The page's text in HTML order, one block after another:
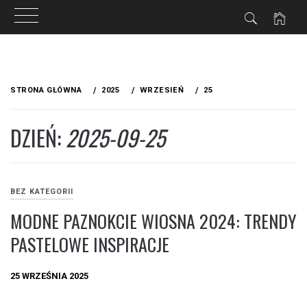
STRONA GŁÓWNA 2025 WRZESIEŃ 25
DZIEŃ:2025-09-25
BEZ KATEGORII
MODNE PAZNOKCIE WIOSNA 2024: TRENDY
PASTELOWE INSPIRACJE
25 WRZEŚNIA 2025